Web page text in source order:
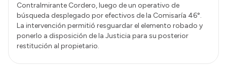
Contralmirante Cordero, luego de un operativo de
búsqueda desplegado por efectivos de la Comisaría 46°.
La intervención permitió resguardar el elemento robado y
ponerlo a disposición de la Justicia para su posterior
restitución al propietario.